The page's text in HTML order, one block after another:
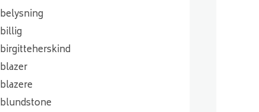
belysning
billig
birgitteherskind
blazer
blazere
blundstone